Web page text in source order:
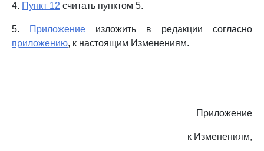
4. Пункт 12 считать пунктом 5.
5. Приложение изложить в редакции согласно
приложению, к настоящим Изменениям.
Приложение
к Изменениям,